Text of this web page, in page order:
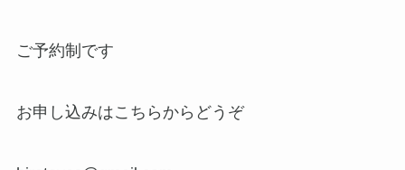
ご予約制です
お申し込みはこちらからどうぞ